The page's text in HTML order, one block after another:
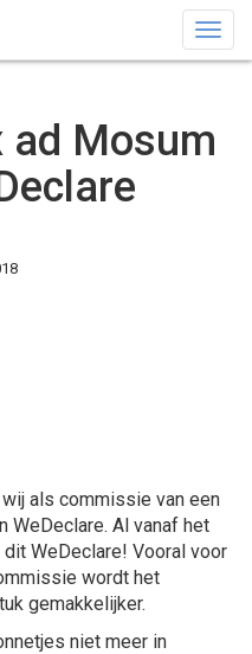
ad Mosum
als commissie van een
WeDeclare. Al vanaf het
WeDeclare! Vooral voor
wordt het
gemakkelijker.
niet meer in